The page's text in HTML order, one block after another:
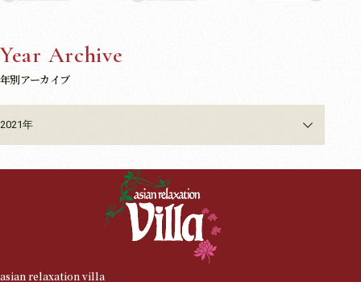
Year Archive
年別アーカイブ
2021年
asian relaxation villa